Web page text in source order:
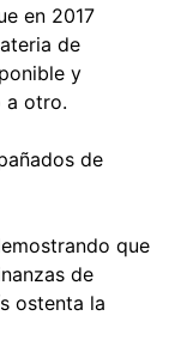
en 2017
de
y
a otro.
de
que
de
ostenta la